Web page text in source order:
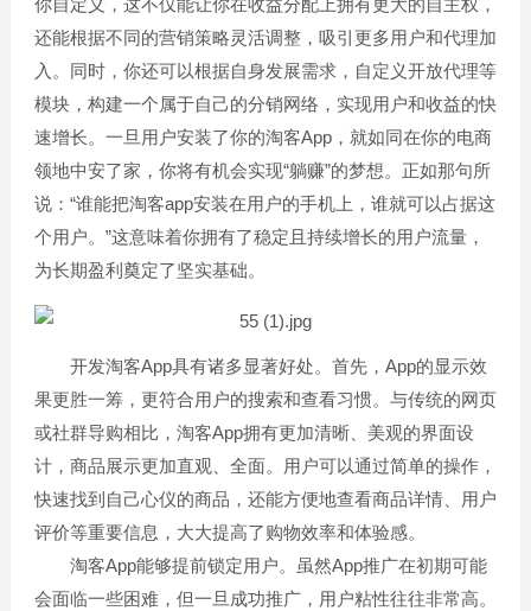
你自定义，这不仅能让你在收益分配上拥有更大的自主权，
还能根据不同的营销策略灵活调整，吸引更多用户和代理加
入。同时，你还可以根据自身发展需求，自定义开放代理等
模块，构建一个属于自己的分销网络，实现用户和收益的快
速增长。一旦用户安装了你的淘客App，就如同在你的电商
领地中安了家，你将有机会实现“躺赚”的梦想。正如那句所
说：“谁能把淘客app安装在用户的手机上，谁就可以占据这
个用户。”这意味着你拥有了稳定且持续增长的用户流量，
为长期盈利奠定了坚实基础。
开发淘客App具有诸多显著好处。首先，App的显示效
果更胜一筹，更符合用户的搜索和查看习惯。与传统的网页
或社群导购相比，淘客App拥有更加清晰、美观的界面设
计，商品展示更加直观、全面。用户可以通过简单的操作，
快速找到自己心仪的商品，还能方便地查看商品详情、用户
评价等重要信息，大大提高了购物效率和体验感。
淘客App能够提前锁定用户。虽然App推广在初期可能
会面临一些困难，但一旦成功推广，用户粘性往往非常高。